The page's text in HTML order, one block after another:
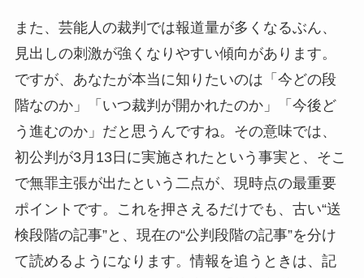
また、芸能人の裁判では報道量が多くなるぶん、
見出しの刺激が強くなりやすい傾向があります。
ですが、あなたが本当に知りたいのは「今どの段
階なのか」「いつ裁判が開かれたのか」「今後ど
う進むのか」だと思うんですね。その意味では、
初公判が3月13日に実施されたという事実と、そこ
で無罪主張が出たという二点が、現時点の最重要
ポイントです。これを押さえるだけでも、古い“送
検段階の記事”と、現在の“公判段階の記事”を分け
て読めるようになります。情報を追うときは、記